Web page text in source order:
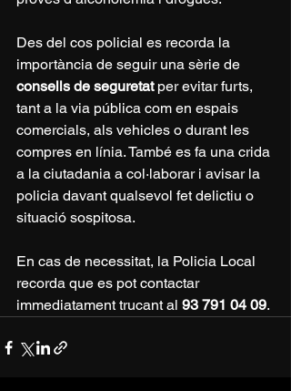
Des del cos policial es recorda la
importància de seguir una sèrie de
consells de seguretat per evitar furts,
tant a la via pública com en espais
comercials, als vehicles o durant les
compres en línia. També es fa una crida
a la ciutadania a col·laborar i avisar la
policia davant qualsevol fet delictiu o
situació sospitosa.
En cas de necessitat, la Policia Local
recorda que es pot contactar
immediatament trucant al 93 791 04 09.